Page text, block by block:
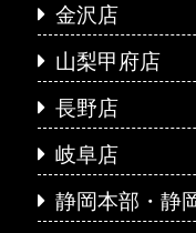
金沢店
山梨甲府店
長野店
岐阜店
静岡本部・静